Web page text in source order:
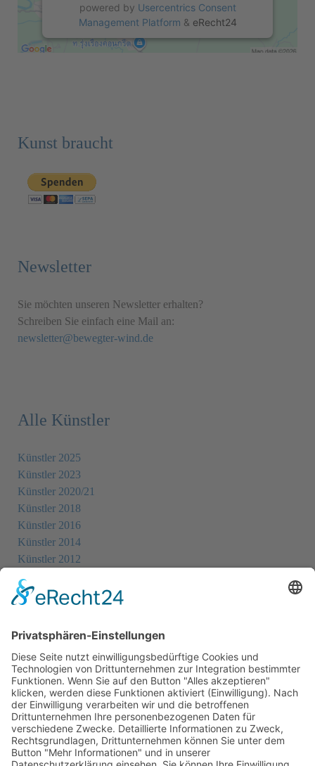
powered by Usercentrics Consent
Management Platform & eRecht24
Kunst braucht
Newsletter
Sie möchten unseren Newsletter erhalten?
Schreiben Sie einfach eine Mail an:
newsletter@bewegter-wind.de
Alle Künstler
Künstler 2025
Künstler 2023
Künstler 2020/21
Künstler 2018
Künstler 2016
Künstler 2014
Künstler 2012
Künstler 2008
Künstler 2004
Alle Ausstellungsorte
Cookie-Einstellungen